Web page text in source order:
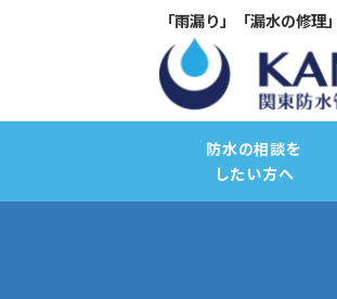
「雨漏り」「漏水の修
防水の相談を
したい方へ